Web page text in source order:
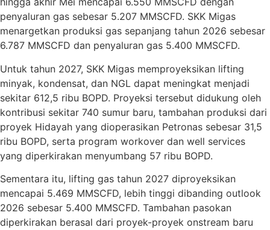
penyaluran gas sebesar 5.207 MMSCFD. SKK Migas
menargetkan produksi gas sepanjang tahun 2026 sebesar
6.787 MMSCFD dan penyaluran gas 5.400 MMSCFD.
Untuk tahun 2027, SKK Migas memproyeksikan lifting
minyak, kondensat, dan NGL dapat meningkat menjadi
sekitar 612,5 ribu BOPD. Proyeksi tersebut didukung oleh
kontribusi sekitar 740 sumur baru, tambahan produksi dari
proyek Hidayah yang dioperasikan Petronas sebesar 31,5
ribu BOPD, serta program workover dan well services
yang diperkirakan menyumbang 57 ribu BOPD.
Sementara itu, lifting gas tahun 2027 diproyeksikan
mencapai 5.469 MMSCFD, lebih tinggi dibanding outlook
2026 sebesar 5.400 MMSCFD. Tambahan pasokan
diperkirakan berasal dari proyek-proyek onstream baru